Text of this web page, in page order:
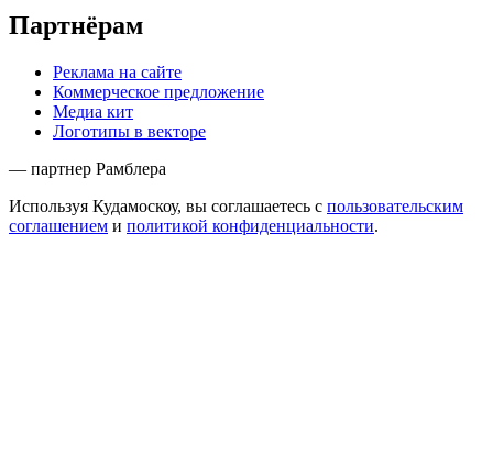
Партнёрам
Реклама на сайте
Коммерческое предложение
Медиа кит
Логотипы в векторе
— партнер Рамблера
Используя Кудамоскоу, вы соглашаетесь с пользовательским
соглашением и политикой конфиденциальности.